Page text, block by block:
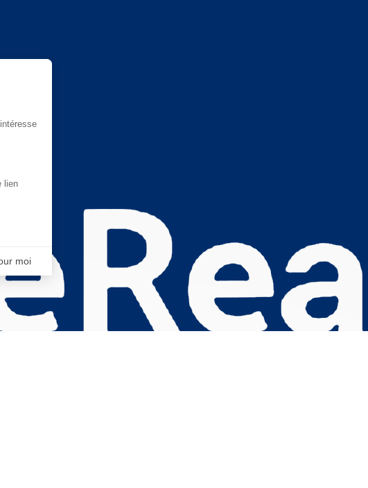
lien
moi
vos Options
vos paramètres de confidentialité, en garantissant la conformité avec